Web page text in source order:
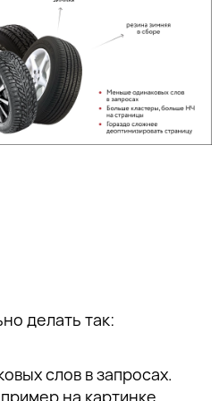
делать так:
слов в запросах.